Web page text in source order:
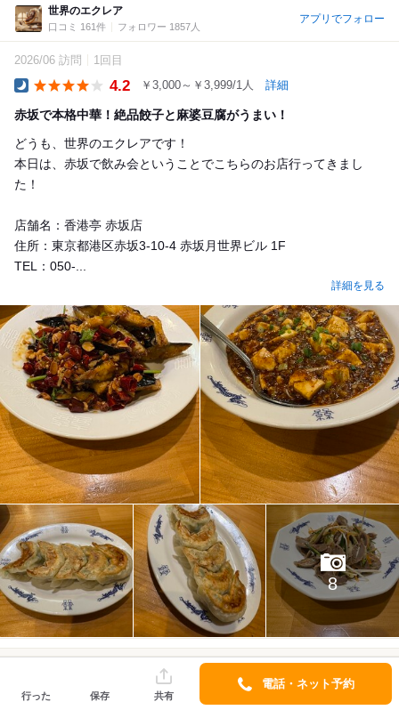
世界のエクレア
口コミ 161件 フォロワー 1857人
アプリでフォロー
2026/06 訪問 1回目
4.2 ￥3,000～￥3,999/1人 詳細
赤坂で本格中華！絶品餃子と麻婆豆腐がうまい！
どうも、世界のエクレアです！
本日は、赤坂で飲み会ということでこちらのお店行ってきまし
た！
店舗名：香港亭 赤坂店
住所：東京都港区赤坂3-10-4 赤坂月世界ビル 1F
TEL：050-...
詳細を見る
8
口コミ 90件 フォロワー 24人
アプリでフォロー
行った 保存 共有
電話・ネット予約